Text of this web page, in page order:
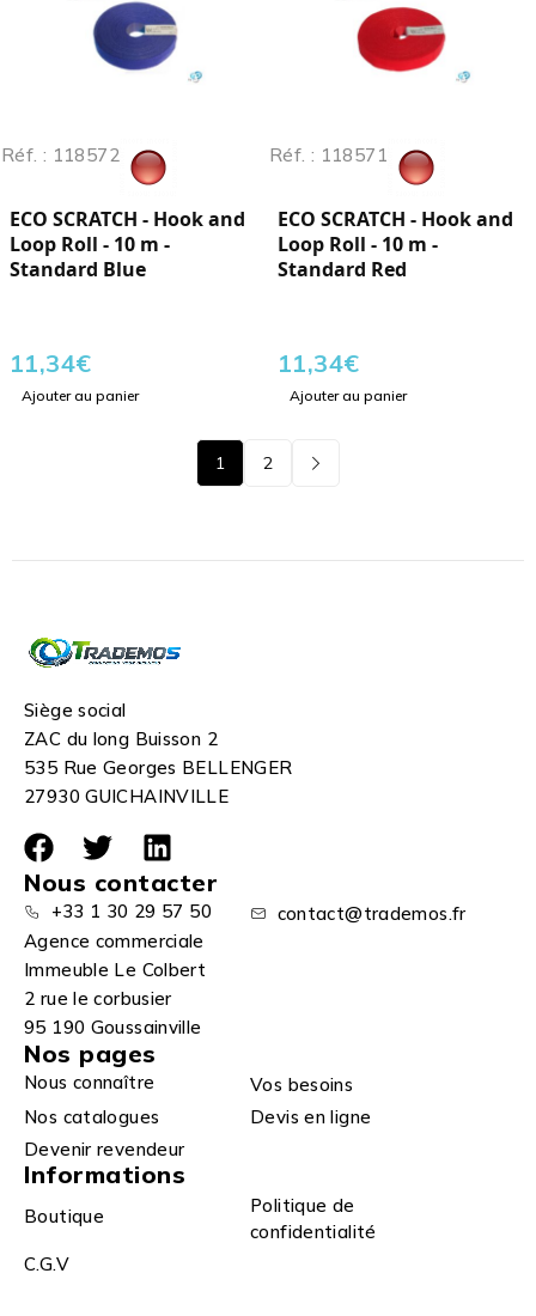
Réf. : 118572
ECO SCRATCH - Hook and
Loop Roll - 10 m -
Standard Blue
11,34€
Ajouter au panier
Réf. : 118571
ECO SCRATCH - Hook and
Loop Roll - 10 m -
Standard Red
11,34€
Ajouter au panier
1 2
Siège social
ZAC du long Buisson 2
535 Rue Georges BELLENGER
27930 GUICHAINVILLE
Nous contacter
+33 1 30 29 57 50
contact@trademos.fr
Agence commerciale
Immeuble Le Colbert
2 rue le corbusier
95 190 Goussainville
Nos pages
Nous connaître
Vos besoins
Nos catalogues
Devis en ligne
Devenir revendeur
Informations
Boutique
Politique de
confidentialité
C.G.V